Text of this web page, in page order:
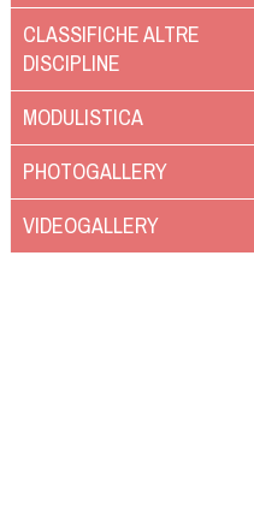
CLASSIFICHE ALTRE
DISCIPLINE
MODULISTICA
PHOTOGALLERY
VIDEOGALLERY